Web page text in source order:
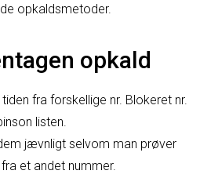
opkaldsmetoder.
opkald
fra forskellige nr. Blokeret nr.
listen.
jævnligt selvom man prøver
et andet nummer.